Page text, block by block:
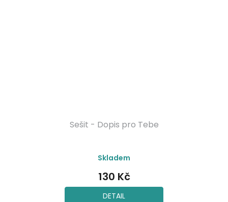
Sešit - Dopis pro Tebe
Skladem
130 Kč
DETAIL